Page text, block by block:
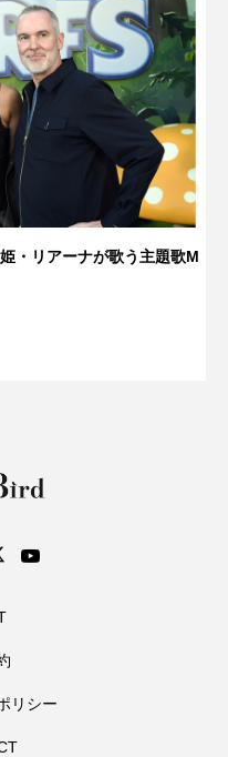
・リアーナが歌う主題歌M
リシー